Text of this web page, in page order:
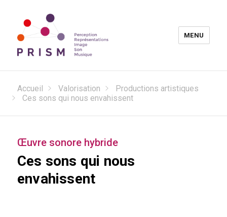
Laboratoire PRISM
MENU
Accueil Valorisation
Productions artistiques
Ces sons qui nous envahissent
Œuvre sonore hybride
Ces sons qui nous
envahissent